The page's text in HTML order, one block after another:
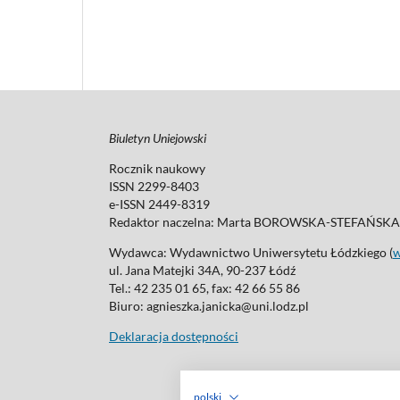
polski
Biuletyn Uniejowski
Rocznik naukowy
ISSN 2299-8403
e-ISSN 2449-8319
Redaktor naczelna: Marta BOROWSKA-STEFAŃSKA
Wydawca: Wydawnictwo Uniwersytetu Łódzkiego (
ul. Jana Matejki 34A, 90-237 Łódź
Tel.: 42 235 01 65, fax: 42 66 55 86
Biuro: agnieszka.janicka@uni.lodz.pl
Deklaracja dostępności